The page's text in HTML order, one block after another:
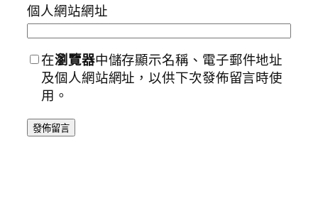
個人網站網址
在瀏覽器中儲存顯示名稱、電子郵件地址
及個人網站網址，以供下次發佈留言時使
用。